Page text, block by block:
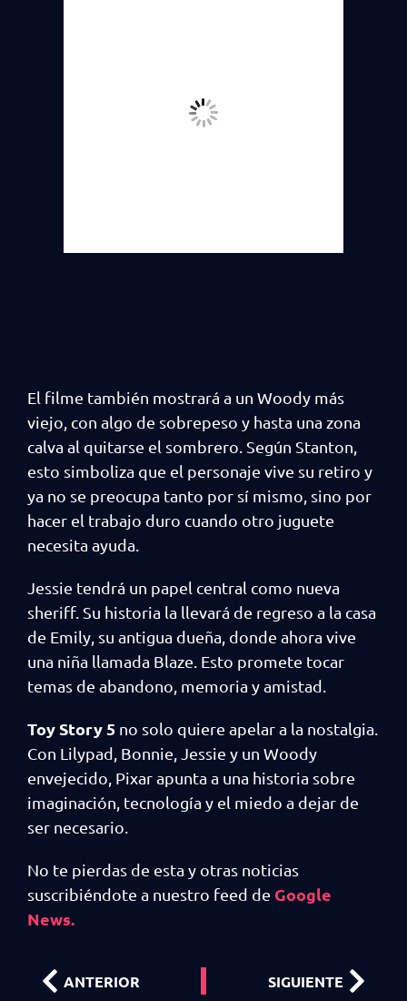
El filme también mostrará a un Woody más
viejo, con algo de sobrepeso y hasta una zona
calva al quitarse el sombrero. Según Stanton,
esto simboliza que el personaje vive su retiro y
ya no se preocupa tanto por sí mismo, sino por
hacer el trabajo duro cuando otro juguete
necesita ayuda.
Jessie tendrá un papel central como nueva
sheriff. Su historia la llevará de regreso a la casa
de Emily, su antigua dueña, donde ahora vive
una niña llamada Blaze. Esto promete tocar
temas de abandono, memoria y amistad.
Toy Story 5 no solo quiere apelar a la nostalgia.
Con Lilypad, Bonnie, Jessie y un Woody
envejecido, Pixar apunta a una historia sobre
imaginación, tecnología y el miedo a dejar de
ser necesario.
No te pierdas de esta y otras noticias
suscribiéndote a nuestro feed de Google
News.
ANTERIOR SIGUIENTE